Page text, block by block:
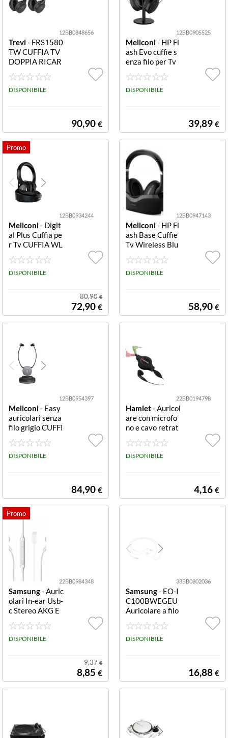
12BB0848656
Trevi- FRS1580
TW CUFFIA TV
DOPPIA RICAR
ICABILE WIREL
ESS NERA SET
2 PEZZI
DISPONIBILE
90,90 €
12BB0905525
Meliconi- HP Fl
ash Evo cuffie s
enza filo per Tv
nero Flash Evo
DISPONIBILE
39,89 €
12BB0934244
Meliconi- Digit
al Plus Cuffia pe
r Tv CUFFIA WL
SS TV DIGITAL
PLUS
DISPONIBILE
80,90€
72,90 €
12BB0947143
Meliconi- HP Fl
ash Base Cuffie
Tv Wireless Blu
etooth 5.3 CUFF
IA TV STEREO
BLUETOOTH 5.
DISPONIBILE
58,90 €
12BB0954397
Meliconi- Easy
auricolari senza
filo grigio CUFFI
A TV HP EASY A
UDIO
DISPONIBILE
84,90 €
22BB0194798
Hamlet- Auricol
are con microfo
no e cavo retrat
tile 1.2m doppio
Jack AURICOL
ARE DOPPIO J
DISPONIBILE
4,16 €
22BB0984348
Samsung- Auric
olari In-ear Usb-
c Stereo AKG E
ARPHONE BUL
K SKU USB C TY
PE WHITE
DISPONIBILE
9,37€
8,85 €
38BB0802036
Samsung- EO-I
C100BWEGEU
Auricolare a filo
Usb-c AURICOL
ARE A FILO TYP
E C WHITE
DISPONIBILE
16,88 €